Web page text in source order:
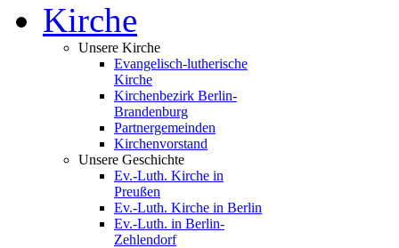
Kirche
Unsere Kirche
Evangelisch-lutherische
Kirche
Kirchenbezirk Berlin-
Brandenburg
Partnergemeinden
Kirchenvorstand
Unsere Geschichte
Ev.-Luth. Kirche in
Preußen
Ev.-Luth. Kirche in Berlin
Ev.-Luth. in Berlin-
Zehlendorf